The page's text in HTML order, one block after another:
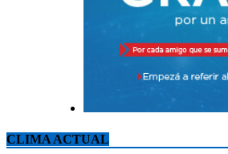
CLIMA ACTUAL